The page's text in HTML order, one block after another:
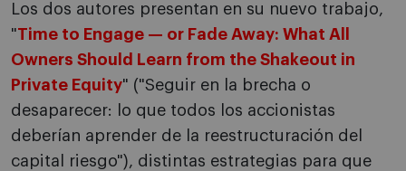
Los dos autores presentan en su nuevo trabajo,
"Time to Engage — or Fade Away: What All
Owners Should Learn from the Shakeout in
Private Equity" ("Seguir en la brecha o
desaparecer: lo que todos los accionistas
deberían aprender de la reestructuración del
capital riesgo"), distintas estrategias para que